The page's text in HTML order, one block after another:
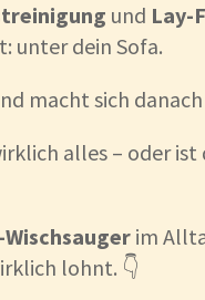
und Lay-
unter dein Sofa.
macht sich danach
alles – oder
im
lohnt. 👇